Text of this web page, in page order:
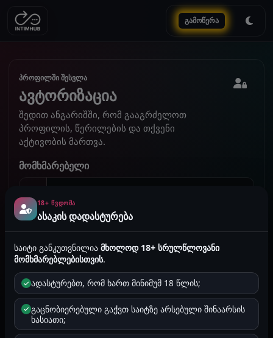
გამოწერა
პროფილში შესვლა
ავტორიზაცია
შედით ანგარიშში, რომ გააგრძელოთ
პროფილის, წერილების და თქვენი
აქტივობის მართვა.
მომხმარებელი
პაროლი
დამახსოვრება
დაგავიწყდა პაროლი?
18+ ᲬᲕᲓᲝᲛᲐ
ასაკის დადასტურება
საიტი განკუთვნილიამხოლოდ 18+ სრულწლოვანი
მომხმარებლებისთვის.
ადასტურებთ, რომ ხართ მინიმუმ 18 წლის;
გაცნობიერებული გაქვთ საიტზე არსებული შინაარსის
ხასიათი;